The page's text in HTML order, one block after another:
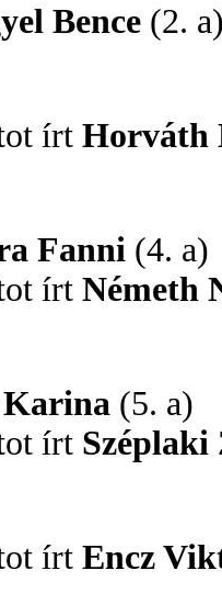
Bence (2.
írtHorváth
Fanni (4. a)
írtNémeth
(5. a)
írt Széplaki
írtEncz